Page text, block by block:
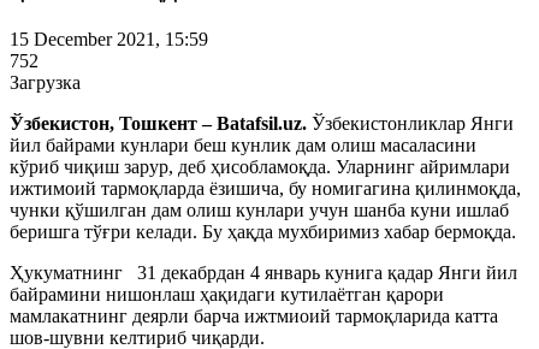
15 December 2021, 15:59
752
Загрузка
Ўзбекистон, Тошкент – Batafsil.uz. Ўзбекистонликлар Янги
йил байрами кунлари беш кунлик дам олиш масаласини
кўриб чиқиш зарур, деб ҳисобламоқда. Уларнинг айримлари
ижтимоий тармоқларда ёзишича, бу номигагина қилинмоқда,
чунки қўшилган дам олиш кунлари учун шанба куни ишлаб
беришга тўғри келади. Бу ҳақда мухбиримиз хабар бермоқда.
Ҳукуматнинг 31 декабрдан 4 январь кунига қадар Янги йил
байрамини нишонлаш ҳақидаги кутилаётган қарори
мамлакатнинг деярли барча ижтмиоий тармоқларида катта
шов-шувни келтириб чиқарди.